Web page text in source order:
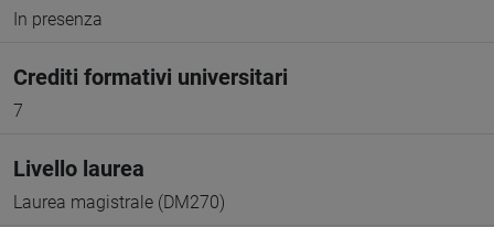
In presenza
Crediti formativi universitari
7
Livello laurea
Laurea magistrale (DM270)